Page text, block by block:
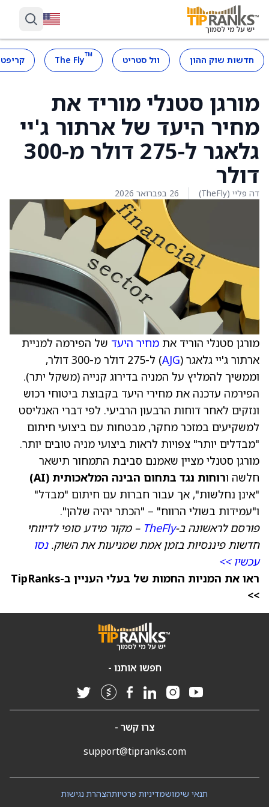
חדשות שוק ההון וול סטריט ™
The Fly
מורגן סטנלי מוריד את
מחיר היעד של ארתור ג'יי
גלאגר ל-275 דולר מ-300
דולר
דה פליי (TheFly) 26 בפברואר 2026
מורגן סטנלי הוריד את מחיר היעד של הפירמה למניית
ארתור ג'יי גלאגר (AJG
) ל-275 דולר מ-300 דולר,
וממשיך להמליץ על המניה בדירוג קנייה (משקל יתר).
הפירמה עדכנה את מחירי היעד בקבוצת ביטוחי רכוש
ונזקים לאחר דוחות הרבעון הרביעי. לפי דברי האנליסט
למשקיעים במזכר מחקר, מבטחות עם ביצועי חיתום
"מבדלים יותר" צפויות לראות ביצועי מניה טובים יותר.
מורגן סטנלי מציין שאמנם סביבת התמחור תישאר
חלשה ורוחות נגד בתחום הבינה המלאכותית (AI)
"אינן נחלשות", אך עבור חברות עם חיתום "מבדל"
ו"עמידות בשולי הרווח" – "הכתר יהיה שלהן".
פורסם לראשונה ב-TheFly – מקור מידע סופי לדיווחי
חדשות פיננסיות בזמן אמת שמניעות את השוק.נסו
עכשיו >>
ראו את המניות החמות של בעלי העניין ב-TipRanks
>>
חפשו אותנו -
צרו קשר -
support@tipranks.com
הצהרת נגישותמדיניות פרטיותתנאי שימוש